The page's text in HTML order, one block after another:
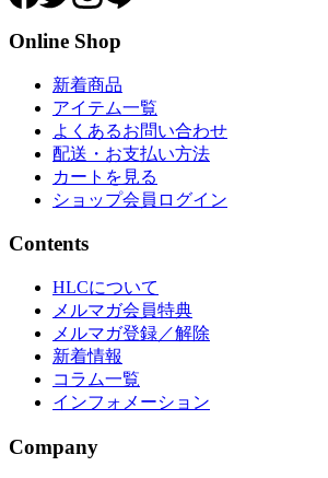
Online Shop
新着商品
アイテム一覧
よくあるお問い合わせ
配送・お支払い方法
カートを見る
ショップ会員ログイン
Contents
HLCについて
メルマガ会員特典
メルマガ登録／解除
新着情報
コラム一覧
インフォメーション
Company